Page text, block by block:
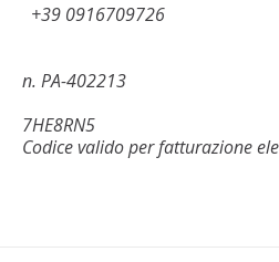
+39 0916709726
n. PA-402213
7HE8RN5
Codice valido per fatturazione